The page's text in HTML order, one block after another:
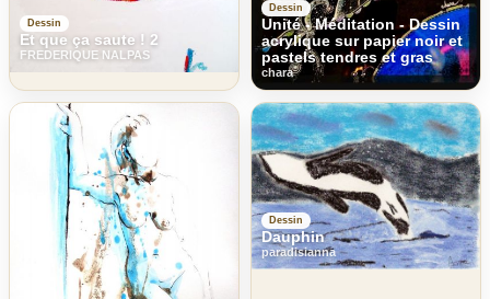
Dessin
Et que ça saute ! 2
FREDERIQUE NALPAS
Dessin
Unité - Méditation - Dessin
acrylique sur papier noir et
pastels tendres et gras
chara
Dessin
Dauphin
paradisianna